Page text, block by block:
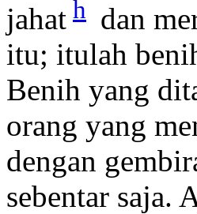
jahat h dan
itu; itulah
Benih yang
orang yang
dengan
sebentar saja.